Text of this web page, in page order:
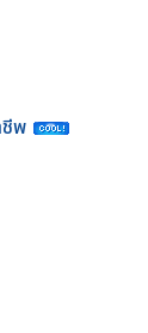
ชีพ